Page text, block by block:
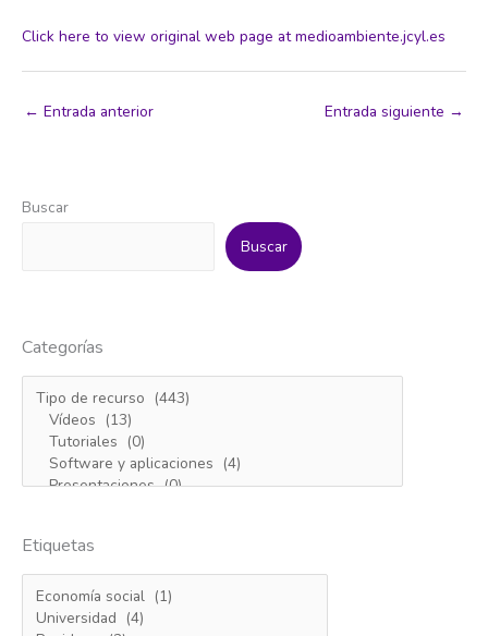
Click here to view original web page at medioambiente.jcyl.es
← Entrada anterior Entrada siguiente →
Buscar
Buscar
Categorías
Etiquetas